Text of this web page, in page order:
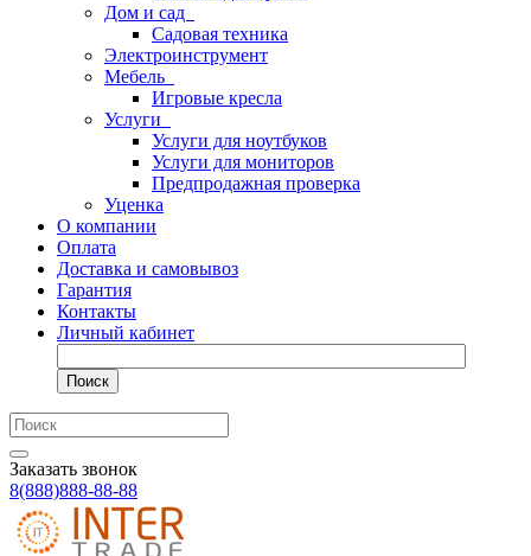
Дом и сад
Садовая техника
Электроинструмент
Мебель
Игровые кресла
Услуги
Услуги для ноутбуков
Услуги для мониторов
Предпродажная проверка
Уценка
О компании
Оплата
Доставка и самовывоз
Гарантия
Контакты
Личный кабинет
Поиск
Заказать звонок
8(888)888-88-88